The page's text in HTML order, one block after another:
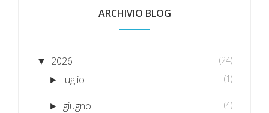
ARCHIVIO BLOG
▼ 2026 (24)
► luglio (1)
► giugno (4)